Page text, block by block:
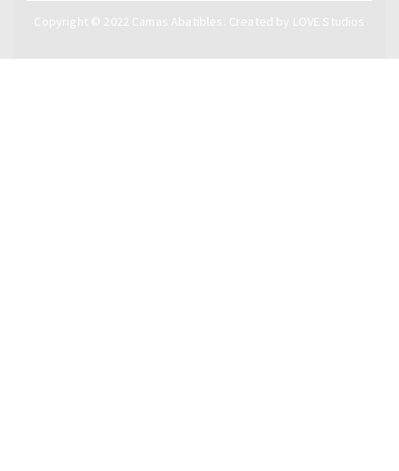
Copyright © 2022 Camas Abatibles . Created by LOVE Studios